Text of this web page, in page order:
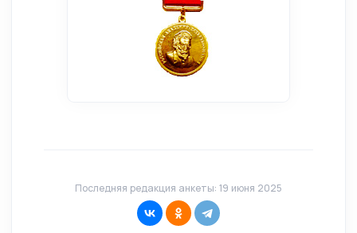
Последняя редакция анкеты: 19 июня 2025